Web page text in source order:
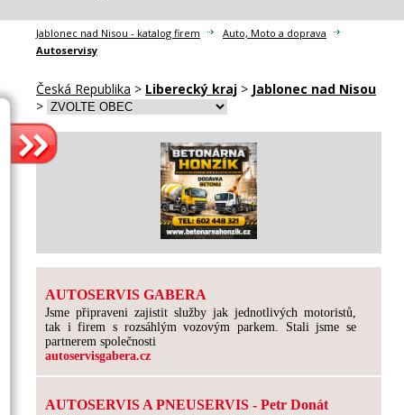
Jablonec nad Nisou - katalog firem
Auto, Moto a doprava
Autoservisy
Česká Republika > Liberecký kraj > Jablonec nad Nisou
>
AUTOSERVIS GABERA
Jsme připraveni zajistit služby jak jednotlivých motoristů,
tak i firem s rozsáhlým vozovým parkem. Stali jsme se
partnerem společnosti
autoservisgabera.cz
AUTOSERVIS A PNEUSERVIS - Petr Donát